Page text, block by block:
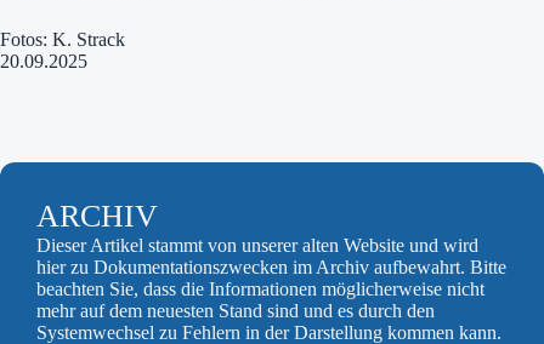
Fotos: K. Strack
20.09.2025
ARCHIV
Dieser Artikel stammt von unserer alten Website und wird
hier zu Dokumentationszwecken im Archiv aufbewahrt. Bitte
beachten Sie, dass die Informationen möglicherweise nicht
mehr auf dem neuesten Stand sind und es durch den
Systemwechsel zu Fehlern in der Darstellung kommen kann.